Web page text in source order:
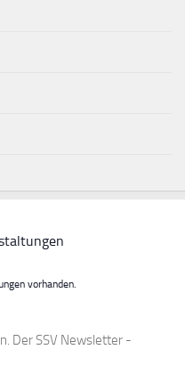
vorhanden.